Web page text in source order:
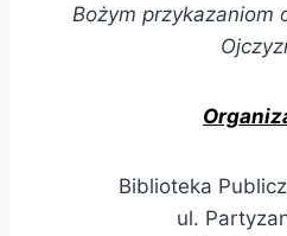
Bożym przykazaniom
Biblioteka
ul.